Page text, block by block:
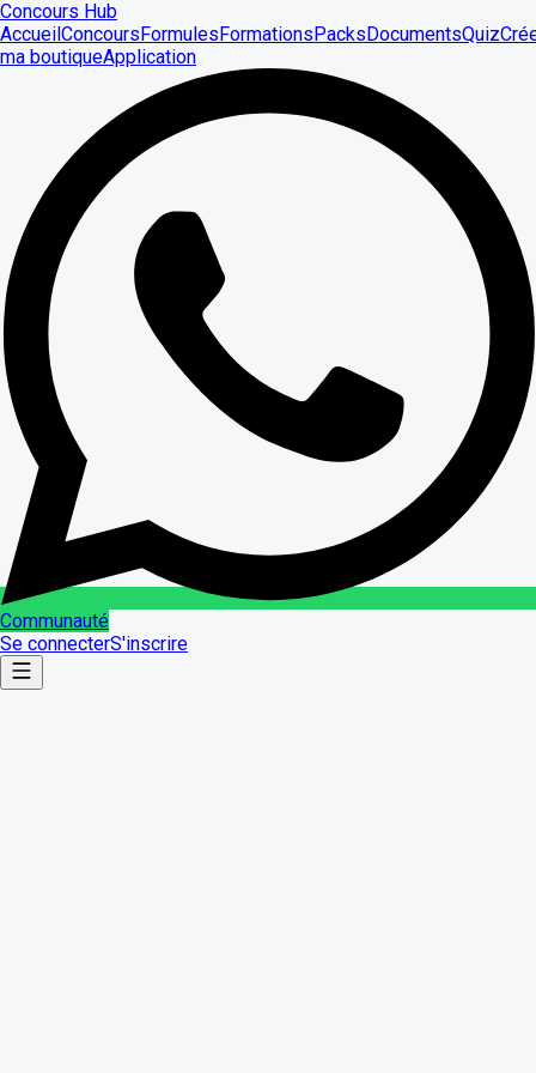
Concours Hub
AccueilConcoursFormulesFormationsPacksDocumentsQuiz
ma boutiqueApplication
Communauté
Se connecterS'inscrire